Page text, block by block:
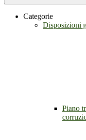
Categorie
Disposizioni
Piano